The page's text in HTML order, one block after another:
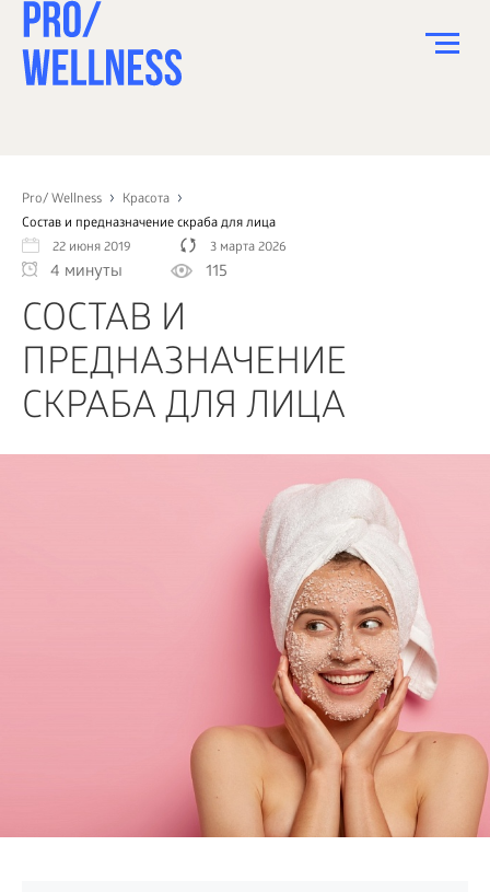
Pro/ Wellness
Красота
Состав и предназначение скраба для лица
22 июня 2019
3 марта 2026
4 минуты 115
СОСТАВ И
ПРЕДНАЗНАЧЕНИЕ
СКРАБА ДЛЯ ЛИЦА
СПОРТ
ЗДОРОВЬЕ
КРАСОТА
ПСИХОЛОГИЯ
ДЕТИ
ДОМ
КАК?